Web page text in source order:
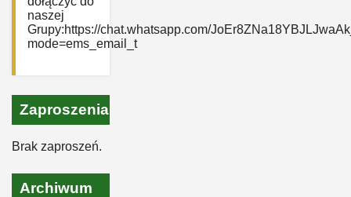
naszej
Grupy:https://chat.whatsapp.com/
mode=ems_email_t
Zaproszenia
Brak zaproszeń.
Archiwum